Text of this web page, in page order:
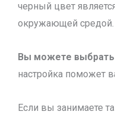
черный цвет
окружающей средой.
Вы можете выбрать
настройка поможет
Если вы занимаете